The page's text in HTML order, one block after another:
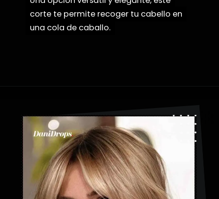
corte te permite recoger tu cabello en
una cola de caballo.
corte te permite recoger tu cabello en
una cola de caballo.